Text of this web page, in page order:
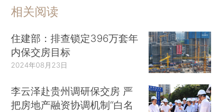
相关阅读
住建部：排查锁定396万套年
内保交房目标
2024年08月23日
李云泽赴贵州调研保交房 严
把房地产融资协调机制“白名